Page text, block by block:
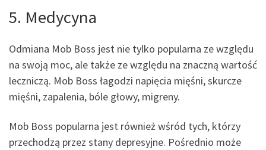
5. Medycyna
Odmiana Mob Boss jest nie tylko popularna ze względu
na swoją moc, ale także ze względu na znaczną wartość
leczniczą. Mob Boss łagodzi napięcia mięśni, skurcze
mięśni, zapalenia, bóle głowy, migreny.
Mob Boss popularna jest również wśród tych, którzy
przechodzą przez stany depresyjne. Pośrednio może